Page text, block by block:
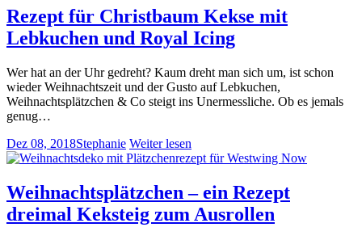
Rezept für Christbaum Kekse mit
Lebkuchen und Royal Icing
Wer hat an der Uhr gedreht? Kaum dreht man sich um, ist schon
wieder Weihnachtszeit und der Gusto auf Lebkuchen,
Weihnachtsplätzchen & Co steigt ins Unermessliche. Ob es jemals
genug…
Dez 08, 2018Stephanie Weiter lesen
Weihnachtsplätzchen – ein Rezept
dreimal Keksteig zum Ausrollen